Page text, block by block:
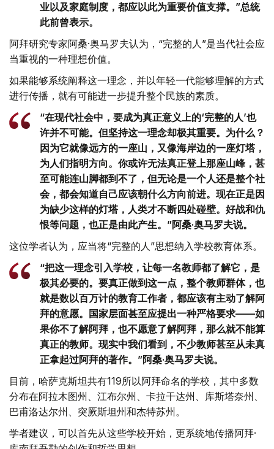
业以及家庭制度，都应以此为重要价值支撑。”总统
此前曾表示。
阿拜研究专家阿桑·奥马罗夫认为，“完整的人”是当代社会应
当重视的一种理想价值。
如果能够系统阐释这一理念，并以年轻一代能够理解的方式
进行传播，就有可能进一步提升整个民族的素质。
“在现代社会中，要成为真正意义上的‘完整的人’也
许并不可能。但坚持这一理念却极其重要。为什么？
因为它就像远方的一座山，又像海岸边的一座灯塔，
为人们指明方向。你或许无法真正登上那座山峰，甚
至可能连山脚都到不了，但无论是一个人还是整个社
会，都会知道自己应该朝什么方向前进。现在正是因
为缺少这样的灯塔，人类才不断四处碰壁。好战和仇
恨等问题，也正是由此产生。”阿桑·奥马罗夫说。
这位学者认为，应当将“完整的人”思想纳入学校教育体系。
“把这一理念引入学校，让每一名教师都了解它，是
极其必要的。要真正做到这一点，整个教师群体，也
就是数以百万计的教育工作者，都应该有主动了解阿
拜的意愿。国家层面甚至应提出一种严格要求——如
果你不了解阿拜，也不愿意了解阿拜，那么就不能算
真正的教师。现实中我们看到，不少教师甚至从未真
正拿起过阿拜的著作。”阿桑·奥马罗夫说。
目前，哈萨克斯坦共有119所以阿拜命名的学校，其中多数
分布在阿拉木图州、江布尔州、卡拉干达州、库斯塔奈州、
巴甫洛达尔州、突厥斯坦州和杰特苏州。
学者建议，可以首先从这些学校开始，更系统地传播阿拜·